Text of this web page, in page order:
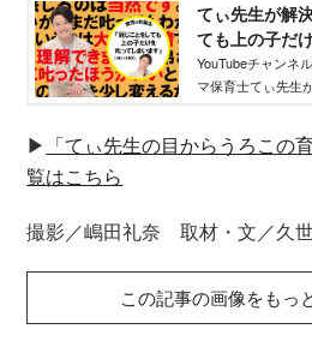
てぃ先生が解
ても上の子だ
き
YouTubeチャンネ
マ保育士てぃ先
つ的確な「すぐ効
リです！
▶︎ 「てぃ先生の目からうろこの
覧はこちら
撮影／嶋田礼奈 取材・文／久
この記事の画像をもっ